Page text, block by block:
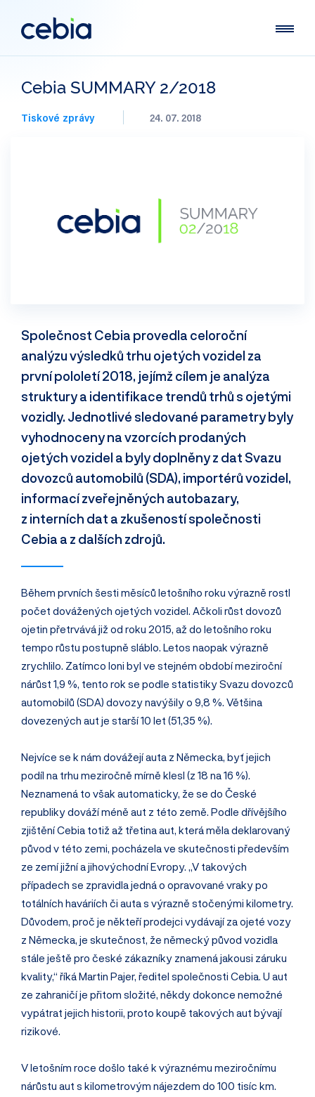
Cebia SUMMARY 2/2018
Tiskové zprávy 24. 07. 2018
Společnost Cebia provedla celoroční
analýzu výsledků trhu ojetých vozidel za
první pololetí 2018, jejímž cílem je analýza
struktury a identifikace trendů trhů s ojetými
vozidly. Jednotlivé sledované parametry byly
vyhodnoceny na vzorcích prodaných
ojetých vozidel a byly doplněny z dat Svazu
dovozců automobilů (SDA), importérů vozidel,
informací zveřejněných autobazary,
z interních dat a zkušeností společnosti
Cebia a z dalších zdrojů.
Během prvních šesti měsíců letošního roku výrazně rostl
počet dovážených ojetých vozidel. Ačkoli růst dovozů
ojetin přetrvává již od roku 2015, až do letošního roku
tempo růstu postupně sláblo. Letos naopak výrazně
zrychlilo. Zatímco loni byl ve stejném období meziroční
nárůst 1,9 %, tento rok se podle statistiky Svazu dovozců
automobilů (SDA) dovozy navýšily o 9,8 %. Většina
dovezených aut je starší 10 let (51,35 %).
Nejvíce se k nám dovážejí auta z Německa, byť jejich
podíl na trhu meziročně mírně klesl (z 18 na 16 %).
Neznamená to však automaticky, že se do České
republiky dováží méně aut z této země. Podle dřívějšího
zjištění Cebia totiž až třetina aut, která měla deklarovaný
původ v této zemi, pocházela ve skutečnosti především
ze zemí jižní a jihovýchodní Evropy. „V takových
případech se zpravidla jedná o opravované vraky po
totálních haváriích či auta s výrazně stočenými kilometry.
Důvodem, proč je někteří prodejci vydávají za ojeté vozy
z Německa, je skutečnost, že německý původ vozidla
stále ještě pro české zákazníky znamená jakousi záruku
kvality,“ říká Martin Pajer, ředitel společnosti Cebia. U aut
ze zahraničí je přitom složité, někdy dokonce nemožné
vypátrat jejich historii, proto koupě takových aut bývají
rizikové.
V letošním roce došlo také k výraznému meziročnímu
nárůstu aut s kilometrovým nájezdem do 100 tisíc km.